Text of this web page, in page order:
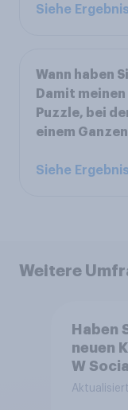
Siehe
Wann haben
Damit
Puzzle, bei
einem
Siehe
Weitere
Haben
neuen
W